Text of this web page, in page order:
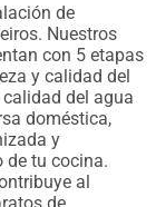
de
Nuestros
con 5 etapas
y calidad del
del agua
doméstica,
y
de tu cocina.
al